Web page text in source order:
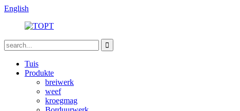
English
Tuis
Produkte
breiwerk
weef
kroegmag